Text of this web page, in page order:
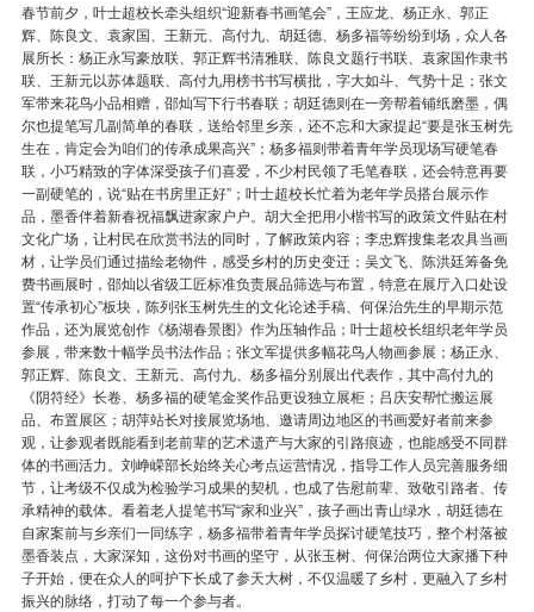
春节前夕，叶士超校长牵头组织“迎新春书画笔会”，王应龙、杨正永、郭正
辉、陈良文、袁家国、王新元、高付九、胡廷德、杨多福等纷纷到场，众人各
展所长：杨正永写豪放联、郭正辉书清雅联、陈良文题行书联、袁家国作隶书
联、王新元以苏体题联、高付九用榜书书写横批，字大如斗、气势十足；张文
军带来花鸟小品相赠，邵灿写下行书春联；胡廷德则在一旁帮着铺纸磨墨，偶
尔也提笔写几副简单的春联，送给邻里乡亲，还不忘和大家提起“要是张玉树先
生在，肯定会为咱们的传承成果高兴”；杨多福则带着青年学员现场写硬笔春
联，小巧精致的字体深受孩子们喜爱，不少村民领了毛笔春联，还会特意再要
一副硬笔的，说“贴在书房里正好”；叶士超校长忙着为老年学员搭台展示作
品，墨香伴着新春祝福飘进家家户户。胡大全把用小楷书写的政策文件贴在村
文化广场，让村民在欣赏书法的同时，了解政策内容；李忠辉搜集老农具当画
材，让学员们通过描绘老物件，感受乡村的历史变迁；吴文飞、陈洪廷筹备免
费书画展时，邵灿以省级工匠标准负责展品筛选与布置，特意在展厅入口处设
置“传承初心”板块，陈列张玉树先生的文化论述手稿、何保治先生的早期示范
作品，还为展览创作《杨湖春景图》作为压轴作品；叶士超校长组织老年学员
参展，带来数十幅学员书法作品；张文军提供多幅花鸟人物画参展；杨正永、
郭正辉、陈良文、王新元、高付九、杨多福分别展出代表作，其中高付九的
《阴符经》长卷、杨多福的硬笔金奖作品更设独立展柜；吕庆安帮忙搬运展
品、布置展区；胡萍站长对接展览场地、邀请周边地区的书画爱好者前来参
观，让参观者既能看到老前辈的艺术遗产与大家的引路痕迹，也能感受不同群
体的书画活力。刘峥嵘部长始终关心考点运营情况，指导工作人员完善服务细
节，让考级不仅成为检验学习成果的契机，也成了告慰前辈、致敬引路者、传
承精神的载体。看着老人提笔书写“家和业兴”，孩子画出青山绿水，胡廷德在
自家案前与乡亲们一同练字，杨多福带着青年学员探讨硬笔技巧，整个村落被
墨香装点，大家深知，这份对书画的坚守，从张玉树、何保治两位大家播下种
子开始，便在众人的呵护下长成了参天大树，不仅温暖了乡村，更融入了乡村
振兴的脉络，打动了每一个参与者。